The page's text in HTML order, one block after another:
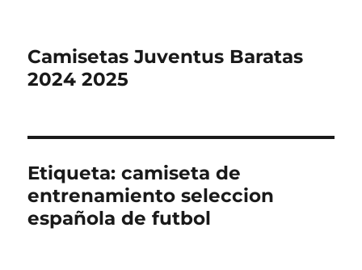
Camisetas Juventus Baratas
2024 2025
Etiqueta:camiseta de
entrenamiento seleccion
española de futbol